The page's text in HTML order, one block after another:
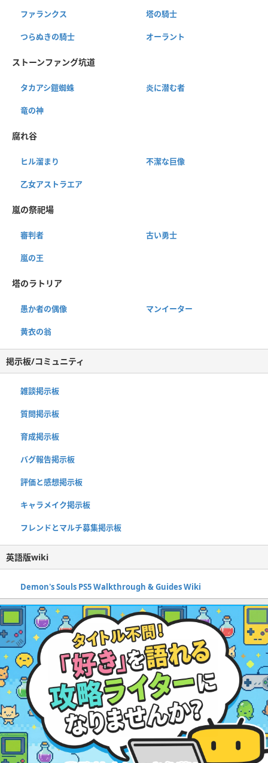
ファランクス 塔の騎士
つらぬきの騎士 オーラント
ストーンファング坑道
タカアシ鎧蜘蛛 炎に潜む者
竜の神
腐れ谷
ヒル溜まり 不潔な巨像
乙女アストラエア
嵐の祭祀場
審判者 古い勇士
嵐の王
塔のラトリア
愚か者の偶像 マンイーター
黄衣の翁
掲示板/コミュニティ
雑談掲示板
質問掲示板
育成掲示板
バグ報告掲示板
評価と感想掲示板
キャラメイク掲示板
フレンドとマルチ募集掲示板
英語版wiki
Demon's Souls PS5 Walkthrough & Guides Wiki